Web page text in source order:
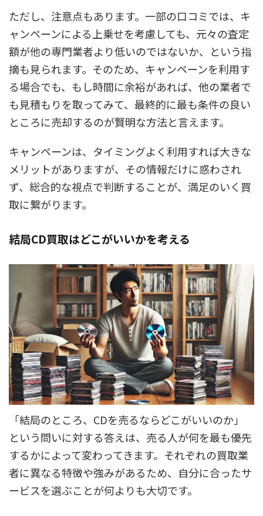
ただし、注意点もあります。一部の口コミでは、キ
ャンペーンによる上乗せを考慮しても、元々の査定
額が他の専門業者より低いのではないか、という指
摘も見られます。そのため、キャンペーンを利用す
る場合でも、もし時間に余裕があれば、他の業者で
も見積もりを取ってみて、最終的に最も条件の良い
ところに売却するのが賢明な方法と言えます。
キャンペーンは、タイミングよく利用すれば大きな
メリットがありますが、その情報だけに惑わされ
ず、総合的な視点で判断することが、満足のいく買
取に繋がります。
結局CD買取はどこがいいかを考える
「結局のところ、CDを売るならどこがいいのか」
という問いに対する答えは、売る人が何を最も優先
するかによって変わってきます。それぞれの買取業
者に異なる特徴や強みがあるため、自分に合ったサ
ービスを選ぶことが何よりも大切です。